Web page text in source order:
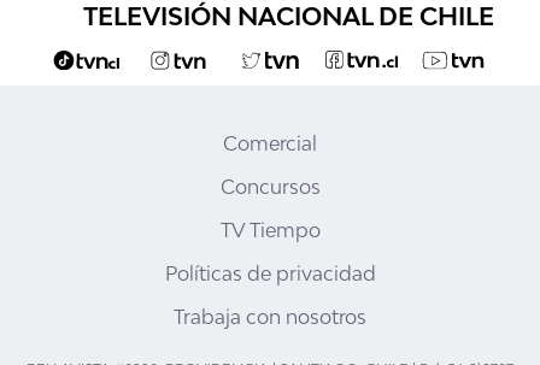
TELEVISIÓN NACIONAL DE CHILE
Comercial
Concursos
TV Tiempo
Políticas de privacidad
Trabaja con nosotros